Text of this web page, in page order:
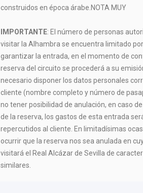
construidos en época árabe.NOTA MUY
IMPORTANTE: El número de personas
visitar la Alhambra se encuentra limitado
garantizar la entrada, en el momento de
reserva del circuito se procederá a su
necesario disponer los datos personales
cliente (nombre completo y número de
no tener posibilidad de anulación, en caso
de la reserva, los gastos de esta entrada
repercutidos al cliente. En limitadísimas
ocurrir que la reserva nos sea anulada en
visitará el Real Alcázar de Sevilla de
similares.